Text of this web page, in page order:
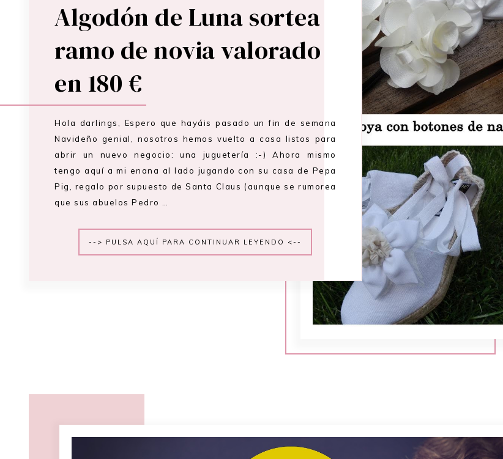
Algodón de Luna sortea
ramo de novia valorado
en 180 €
Hola darlings, Espero que hayáis pasado un fin de semana
Navideño genial, nosotros hemos vuelto a casa listos para
abrir un nuevo negocio: una juguetería :-) Ahora mismo
tengo aquí a mi enana al lado jugando con su casa de Pepa
Pig, regalo por supuesto de Santa Claus (aunque se rumorea
que sus abuelos Pedro …
--> PULSA AQUÍ PARA CONTINUAR LEYENDO <--